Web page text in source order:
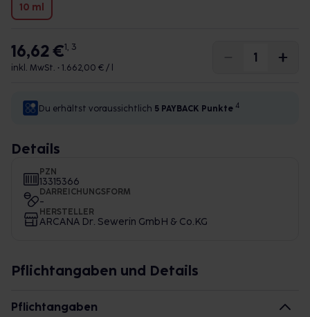
10 ml
16,62 €1, 3
inkl. MwSt. • 1.662,00 € / l
Du erhältst voraussichtlich 5 PAYBACK Punkte 4
Details
PZN
13315366
DARREICHUNGSFORM
-
HERSTELLER
ARCANA Dr. Sewerin GmbH & Co.KG
Pflichtangaben und Details
Pflichtangaben